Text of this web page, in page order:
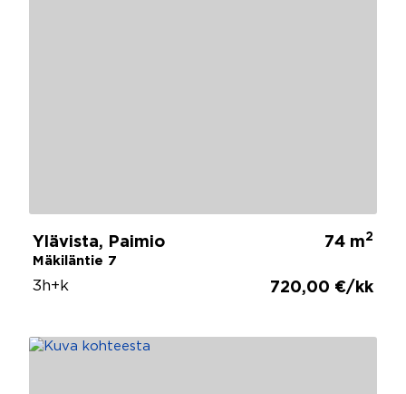
Ylävista, Paimio
Mäkiläntie 7
74 m2
3h+k 720,00 €/kk